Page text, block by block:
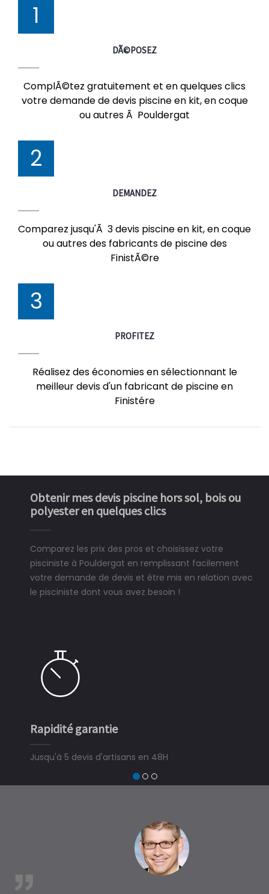
1
DÃ©POSEZ
ComplÃ©tez gratuitement et en quelques clics
votre demande de devis piscine en kit, en coque
ou autres Ã Pouldergat
2
DEMANDEZ
Comparez jusqu'Ã 3 devis piscine en kit, en coque
ou autres des fabricants de piscine des
FinistÃ©re
3
PROFITEZ
Réalisez des économies en sélectionnant le
meilleur devis d'un fabricant de piscine en
Finistére
Obtenir mes devis piscine hors sol, bois ou
polyester en quelques clics
Comparez les prix des pros et choisissez votre
pisciniste à Pouldergat en remplissant facilement
votre demande de devis et être mis en relation avec
le pisciniste dont vous avez besoin !
Rapidité garantie
Jusqu'à 5 devis d'artisans en 48H
trouver